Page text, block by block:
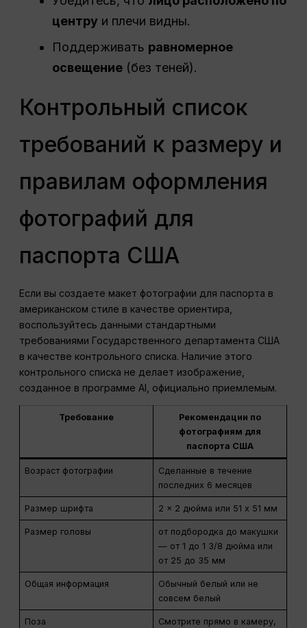
центру и плечи видны.
Поддерживать равномерное
освещение (без теней).
Контрольный список
требований к размеру и
правилам оформления
фотографий для
паспорта США
Если вы создаете макет фотографии для паспорта в
американском стиле в качестве ориентира,
воспользуйтесь данными стандартными
требованиями Государственного департамента США
в качестве контрольного списка. Наличие этого
контрольного списка не делает изображение,
созданное в программе AI, официально приемлемым.
Требование
Рекомендации по
фотографиям для
паспорта США
Возраст фотографии
Сделанные в течение
последних 6 месяцев
Размер шрифта 2 x 2 дюйма или 51 x 51 мм
Размер головы
от подбородка до макушки
— от 1 до 1 3/8 дюйма или
от 25 до 35 мм
Общая информация
Обычный белый или не
совсем белый
Поза
Смотрите прямо в камеру,